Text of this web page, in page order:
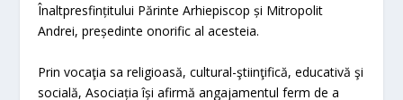
Înaltpresfințitului Părinte Arhiepiscop și Mitropolit
Andrei, președinte onorific al acesteia.
Prin vocaţia sa religioasă, cultural-ştiinţifică, educativă şi
socială, Asociația își afirmă angajamentul ferm de a